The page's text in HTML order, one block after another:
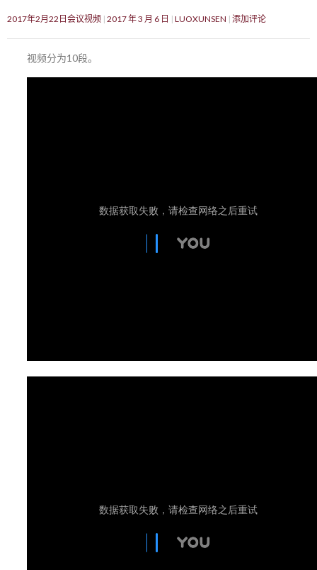
2017年2月22日会议视频 2017 年 3 月 6 日 LUOXUNSEN 添加评论
视频分为10段。